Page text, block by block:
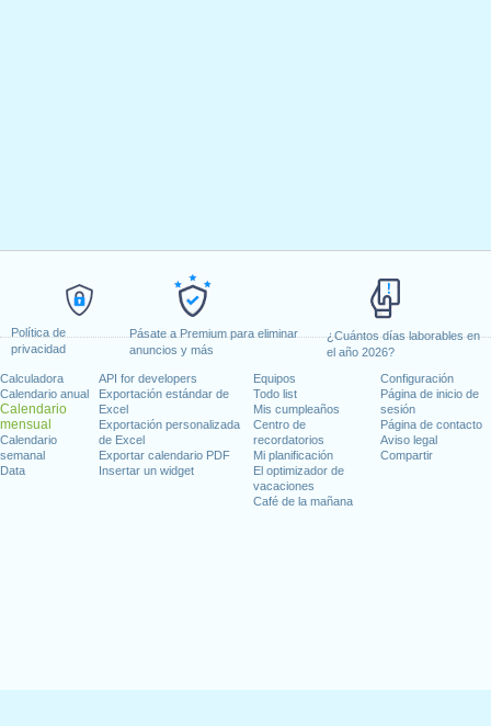
Política de
privacidad
Pásate a Premium para eliminar
anuncios y más
¿Cuántos días laborables en
el año 2026?
Calculadora
Calendario anual
Calendario
mensual
Calendario
semanal
Data
API for developers
Exportación estándar de
Excel
Exportación personalizada
de Excel
Exportar calendario PDF
Insertar un widget
Equipos
Todo list
Mis cumpleaños
Centro de
recordatorios
Mi planificación
El optimizador de
vacaciones
Café de la mañana
Configuración
Página de inicio de
sesión
Página de contacto
Aviso legal
Compartir